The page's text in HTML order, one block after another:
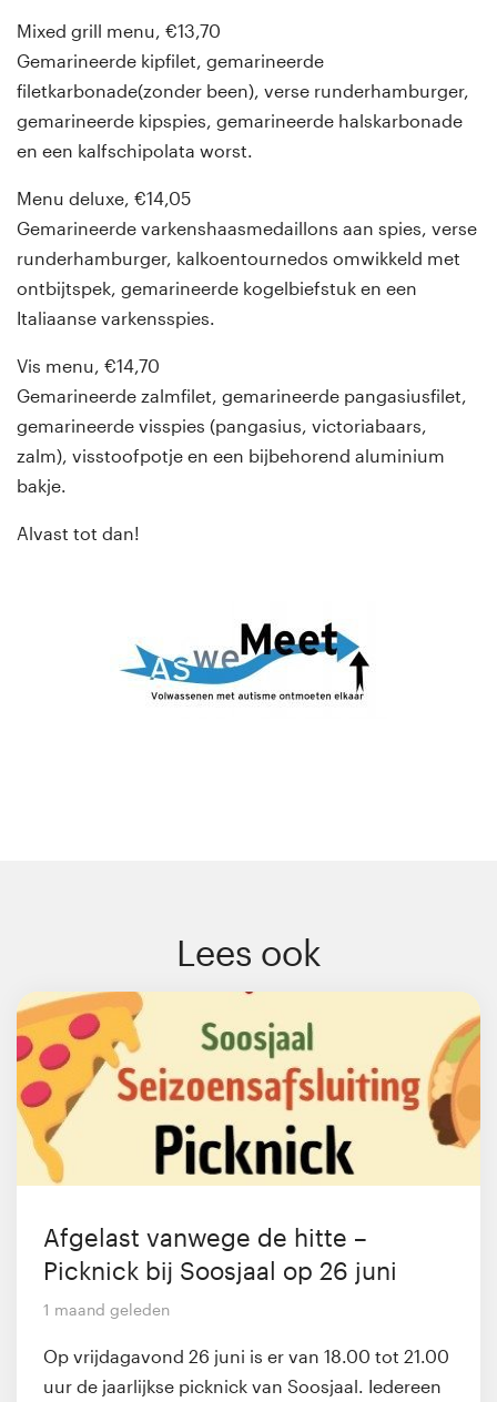
Mixed grill menu, €13,70
Gemarineerde kipfilet, gemarineerde
filetkarbonade(zonder been), verse runderhamburger,
gemarineerde kipspies, gemarineerde halskarbonade
en een kalfschipolata worst.
Menu deluxe, €14,05
Gemarineerde varkenshaasmedaillons aan spies, verse
runderhamburger, kalkoentournedos omwikkeld met
ontbijtspek, gemarineerde kogelbiefstuk en een
Italiaanse varkensspies.
Vis menu, €14,70
Gemarineerde zalmfilet, gemarineerde pangasiusfilet,
gemarineerde visspies (pangasius, victoriabaars,
zalm), visstoofpotje en een bijbehorend aluminium
bakje.
Alvast tot dan!
Lees ook
Afgelast vanwege de hitte –
Picknick bij Soosjaal op 26 juni
1 maand geleden
Op vrijdagavond 26 juni is er van 18.00 tot 21.00
uur de jaarlijkse picknick van Soosjaal. Iedereen